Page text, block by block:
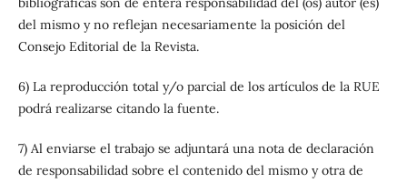
del mismo y no reflejan necesariamente la posición del
Consejo Editorial de la Revista.
6) La reproducción total y/o parcial de los artículos de la RUE
podrá realizarse citando la fuente.
7) Al enviarse el trabajo se adjuntará una nota de declaración
de responsabilidad sobre el contenido del mismo y otra de